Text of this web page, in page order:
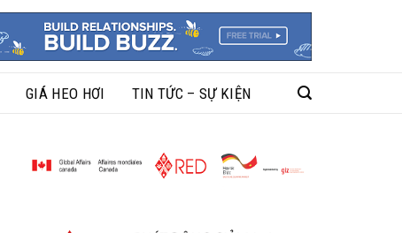
GIÁ HEO HƠI TIN TỨC – SỰ KIỆN